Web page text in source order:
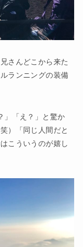
さんどこから来た
ランニングの装備
」「え？」と驚か
）「同じ人間だと
こういうのが嬉し